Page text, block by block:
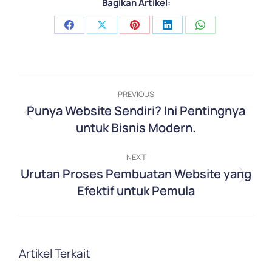
Bagikan Artikel:
Share Share Share Share Share
navigation
PREVIOUS
Previous
post:
Punya Website Sendiri? Ini Pentingnya
untuk Bisnis Modern.
NEXT
Next
post:
Urutan Proses Pembuatan Website yang
Efektif untuk Pemula
Artikel Terkait